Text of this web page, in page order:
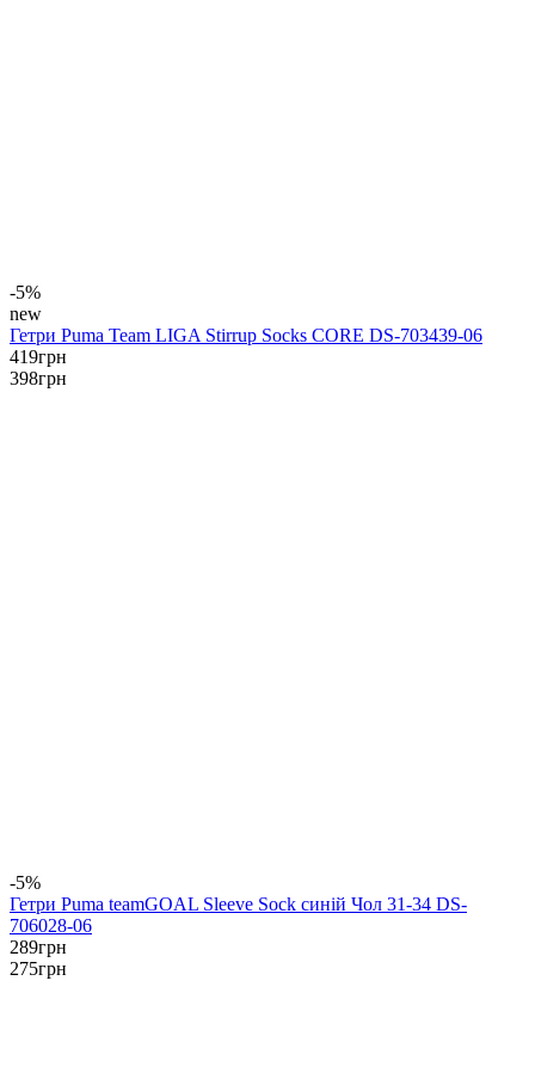
-5%
new
Гетри Puma Team LIGA Stirrup Socks CORE DS-703439-06
419грн
398грн
-5%
Гетри Puma teamGOAL Sleeve Sock синій Чол 31-34 DS-
706028-06
289грн
275грн